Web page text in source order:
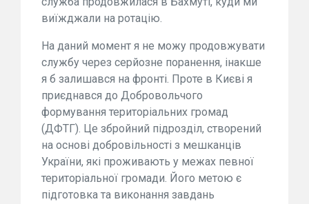
виїжджали на ротацію.
На даний момент я не можу продовжувати
службу через серйозне поранення, інакше
я б залишався на фронті. Проте в Києві я
приєднався до Добровольчого
формування територіальних громад
(ДФТГ). Це збройний підрозділ, створений
на основі добровільності з мешканців
України, які проживають у межах певної
територіальної громади. Його метою є
підготовка та виконання завдань